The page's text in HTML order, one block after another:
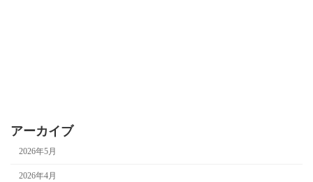
アーカイブ
2026年5月
2026年4月